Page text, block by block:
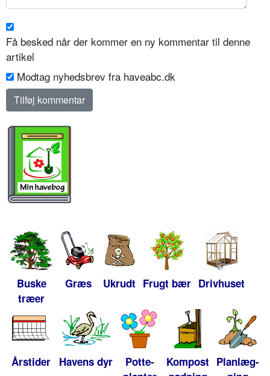
Få besked når der kommer en ny kommentar til denne
artikel
Modtag nyhedsbrev fra haveabc.dk
Buske
træer
Græs Ukrudt Frugt bær Drivhuset
Årstider Havens dyr
Potte-
Kompost Planlæg-